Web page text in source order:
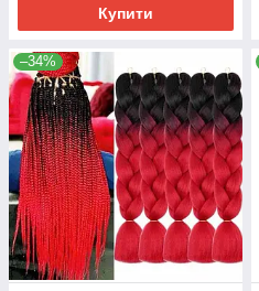
Купити
–34%